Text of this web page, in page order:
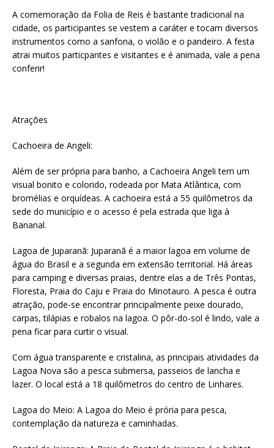
A comemoração da Folia de Reis é bastante tradicional na
cidade, os participantes se vestem a caráter e tocam diversos
instrumentos como a sanfona, o violão e o pandeiro. A festa
atrai muitos particpantes e visitantes e é animada, vale a pena
conferir!
Atrações
Cachoeira de Angeli:
Além de ser própria para banho, a Cachoeira Angeli tem um
visual bonito e colorido, rodeada por Mata Atlântica, com
bromélias e orquídeas. A cachoeira está a 55 quilômetros da
sede do município e o acesso é pela estrada que liga à
Bananal.
Lagoa de Juparanã: Juparanã é a maior lagoa em volume de
água do Brasil e a segunda em extensão territorial. Há áreas
para camping e diversas praias, dentre elas a de Três Pontas,
Floresta, Praia do Caju e Praia do Minotauro. A pesca é outra
atração, pode-se encontrar principalmente peixe dourado,
carpas, tilápias e robalos na lagoa. O pôr-do-sol é lindo, vale a
pena ficar para curtir o visual.
Com água transparente e cristalina, as principais atividades da
Lagoa Nova são a pesca submersa, passeios de lancha e
lazer. O local está a 18 quilômetros do centro de Linhares.
Lagoa do Meio: A Lagoa do Meio é prória para pesca,
contemplação da natureza e caminhadas.